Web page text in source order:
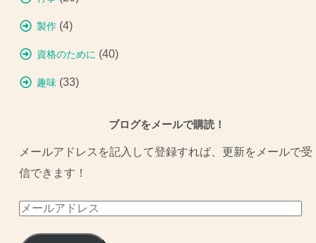
製作 (4)
資格のために (40)
趣味 (33)
ブログをメールで購読！
メールアドレスを記入して登録すれば、更新をメールで受
信できます！
メ